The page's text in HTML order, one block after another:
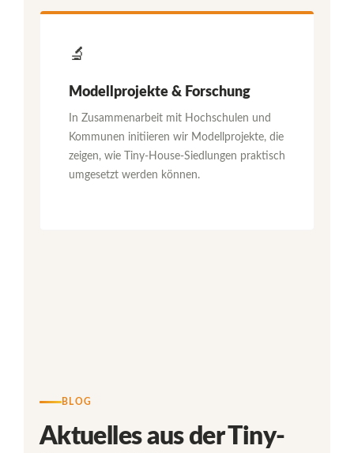
🔬
Modellprojekte & Forschung
In Zusammenarbeit mit Hochschulen und
Kommunen initiieren wir Modellprojekte, die
zeigen, wie Tiny-House-Siedlungen praktisch
umgesetzt werden können.
BLOG
Aktuelles aus der Tiny-